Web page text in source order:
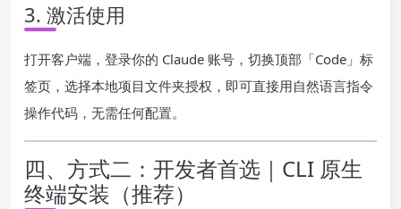
3. 激活使用
打开客户端，登录你的 Claude 账号，切换顶部「Code」标
签页，选择本地项目文件夹授权，即可直接用自然语言指令
操作代码，无需任何配置。
四、方式二：开发者首选｜CLI 原生
终端安装（推荐）